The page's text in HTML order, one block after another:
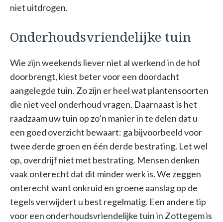
niet uitdrogen.
Onderhoudsvriendelijke tuin
Wie zijn weekends liever niet al werkend in de hof
doorbrengt, kiest beter voor een doordacht
aangelegde tuin. Zo zijn er heel wat plantensoorten
die niet veel onderhoud vragen. Daarnaast is het
raadzaam uw tuin op zo’n manier in te delen dat u
een goed overzicht bewaart: ga bijvoorbeeld voor
twee derde groen en één derde bestrating. Let wel
op, overdrijf niet met bestrating. Mensen denken
vaak onterecht dat dit minder werk is. We zeggen
onterecht want onkruid en groene aanslag op de
tegels verwijdert u best regelmatig. Een andere tip
voor een onderhoudsvriendelijke tuin in Zottegem is